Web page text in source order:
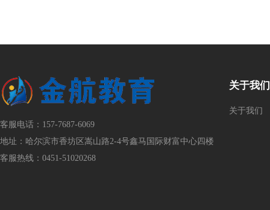
客服电话：157-7687-6069
地址：哈尔滨市香坊区嵩山路2-4号鑫马国际财富中心四楼
客服热线：0451-51020268
关于我们
关于我们